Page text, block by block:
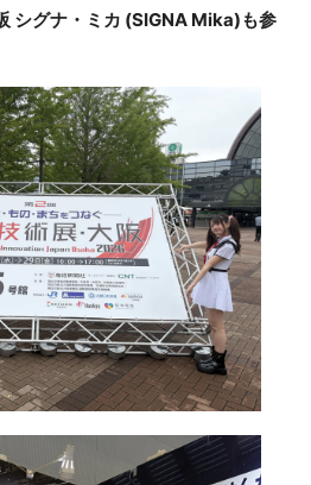
シグナ・ミカ (SIGNA Mika)も参